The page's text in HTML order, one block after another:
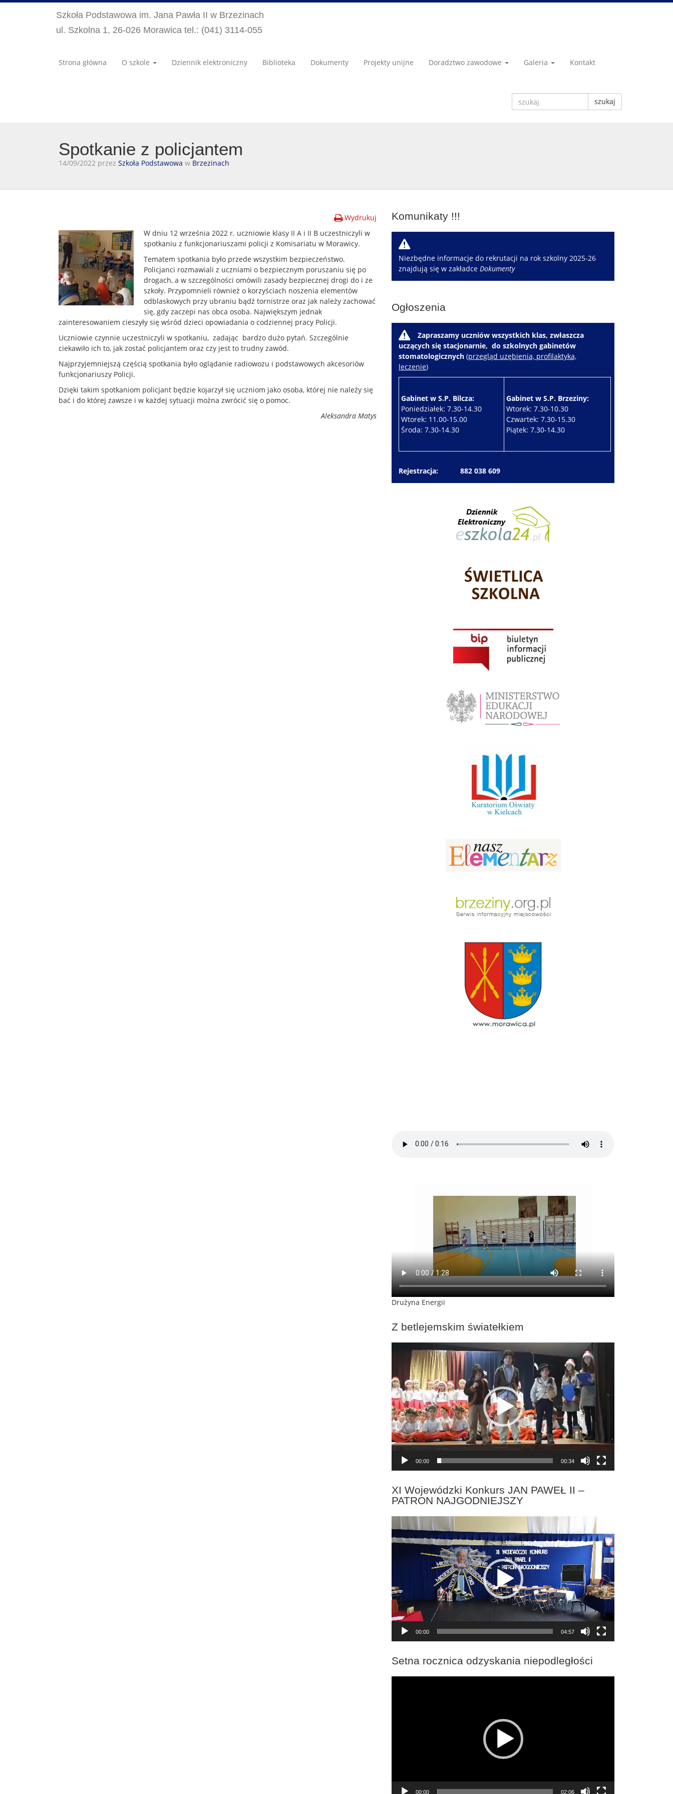
Szkoła Podstawowa im. Jana Pawła II w Brzezinach
ul. Szkolna 1, 26-026 Morawica tel.: (041) 3114-055
Strona główna O szkole Dziennik elektroniczny Biblioteka Dokumenty Projekty unijne Doradztwo zawodowe Galeria Kontakt
szukaj
Spotkanie z policjantem
14/09/2022 przez Szkoła Podstawowa w Brzezinach
Wydrukuj
W dniu 12 września 2022 r. uczniowie klasy II A i II B uczestniczyli w
spotkaniu z funkcjonariuszami policji z Komisariatu w Morawicy.
Tematem spotkania było przede wszystkim bezpieczeństwo.
Policjanci rozmawiali z uczniami o bezpiecznym poruszaniu się po
drogach, a w szczególności omówili zasady bezpiecznej drogi do i ze
szkoły. Przypomnieli również o korzyściach noszenia elementów
odblaskowych przy ubraniu bądź tornistrze oraz jak należy zachować
się, gdy zaczepi nas obca osoba. Największym jednak
zainteresowaniem cieszyły się wśród dzieci opowiadania o codziennej pracy Policji.
Uczniowie czynnie uczestniczyli w spotkaniu, zadając bardzo dużo pytań. Szczególnie
ciekawiło ich to, jak zostać policjantem oraz czy jest to trudny zawód.
Najprzyjemniejszą częścią spotkania było oglądanie radiowozu i podstawowych akcesoriów
funkcjonariuszy Policji.
Dzięki takim spotkaniom policjant będzie kojarzył się uczniom jako osoba, której nie należy się
bać i do której zawsze i w każdej sytuacji można zwrócić się o pomoc.
Aleksandra Matys
Komunikaty !!!
W
Niezbędne informacje do rekrutacji na rok szkolny 2025-26
znajdują się w zakładce Dokumenty
Ogłoszenia
W
Zapraszamy uczniów wszystkich klas, zwłaszcza
uczących się stacjonarnie, do szkolnych gabinetów
stomatologicznych (przegląd uzębienia, profilaktyka,
leczenie)
Gabinet w S.P. Bilcza:
Poniedziałek: 7.30-14.30
Wtorek: 11.00-15.00
Środa: 7.30-14.30
Gabinet w S.P. Brzeziny:
Wtorek: 7.30-10.30
Czwartek: 7.30-15.30
Piątek: 7.30-14.30
Rejestracja: 882 038 609
Drużyna Energii
Z betlejemskim światełkiem
Odtwarzacz
00:00 00:34
XI Wojewódzki Konkurs JAN PAWEŁ II –
PATRON NAJGODNIEJSZY
Odtwarzacz
video
00:00 04:57
Setna rocznica odzyskania niepodległości
00:00 02:06